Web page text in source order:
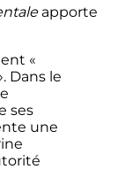
apporte
«
Dans le
ses
une